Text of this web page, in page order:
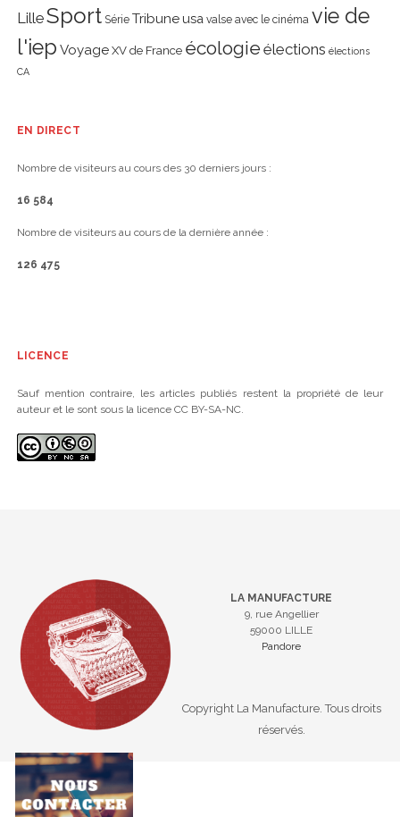
LilleSport Série Tribune usa valse avec le cinéma vie de
l'iep Voyage XV de France écologie élections élections
CA
EN DIRECT
Nombre de visiteurs au cours des 30 derniers jours :
16 584
Nombre de visiteurs au cours de la dernière année :
126 475
LICENCE
Sauf mention contraire, les articles publiés restent la propriété de leur
auteur et le sont sous la licence CC BY-SA-NC.
LA MANUFACTURE
9, rue Angellier
59000 LILLE
Pandore
Copyright La Manufacture. Tous droits
réservés.